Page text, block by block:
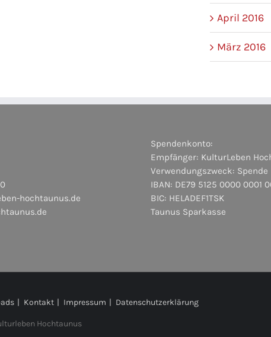
April 2016
März 2016
hochtaunus.de
Spendenkonto:
Empfänger: KulturLeben
Verwendungszweck: Spende
IBAN: DE79 5125 0000 0001
BIC: HELADEF1TSK
Taunus Sparkasse
Kontakt Impressum Datenschutzerklärung
Hochtaunus